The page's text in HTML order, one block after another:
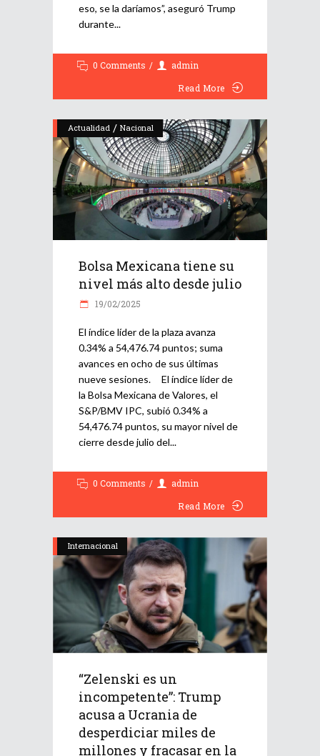
eso, se la daríamos”, aseguró Trump
durante
0 Comments
admin
Read More
Actualidad / Nacional
Bolsa Mexicana tiene su
nivel más alto desde julio
19/02/2025
El índice líder de la plaza avanza
0.34% a 54,476.74 puntos; suma
avances en ocho de sus últimas
nueve sesiones. El índice líder de
la Bolsa Mexicana de Valores, el
S&P/BMV IPC, subió 0.34% a
54,476.74 puntos, su mayor nivel de
cierre desde julio del
0 Comments
admin
Read More
Internacional
“Zelenski es un
incompetente”: Trump
acusa a Ucrania de
desperdiciar miles de
millones y fracasar en la